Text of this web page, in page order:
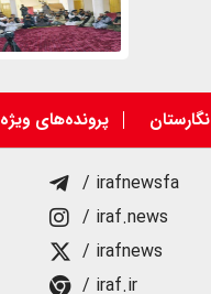
نگارستان پرونده‌های ویژه
/ irafnewsfa
/ iraf.news
/ irafnews
/ iraf.ir